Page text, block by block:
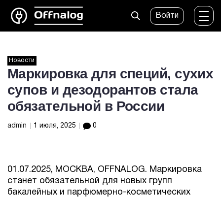
Войти
Новости
Маркировка для специй, сухих
супов и дезодорантов стала
обязательной в России
admin 1 июля, 2025 0
01.07.2025, МОСКВА, OFFNALOG. Маркировка
станет обязательной для новых групп
бакалейных и парфюмерно-косметических